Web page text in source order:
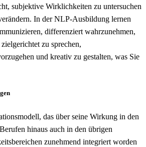
subjektive Wirklichkeiten zu untersuchen
In der NLP-Ausbildung lernen
differenziert wahrzunehmen,
zu sprechen,
und kreativ zu gestalten, was Sie
das über seine Wirkung in den
hinaus auch in den übrigen
zunehmend integriert worden